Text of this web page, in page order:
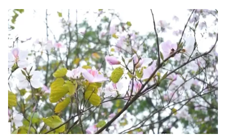
Khán giả
Giải sao mai
Sao
Du lịch
Làm đẹp
Chất lượng cuộc sống
Giáo dục
Tuyển sinh
Học trực tuyến
Công nghệ
Hitech Công nghệ tương lai
Sản phẩm
Thị trường
Tư vấn
Giao lưu trực tuyến
Lịch phát sóng